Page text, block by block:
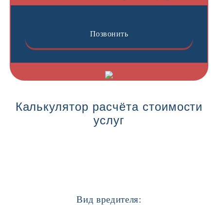
Позвонить
Калькулятор расчёта стоимости
услуг
Вид вредителя: